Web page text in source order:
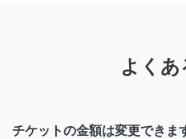
よくあ
チケットの金額は変更できま